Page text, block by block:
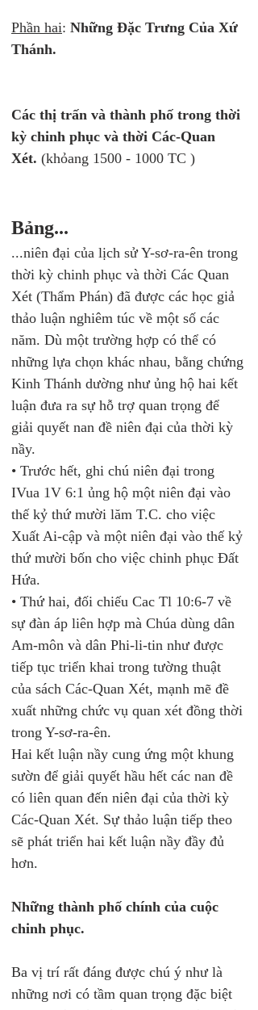
Phần hai: Những Đặc Trưng Của Xứ
Thánh.
Các thị trấn và thành phố trong thời
kỳ chinh phục và thời Các-Quan
Xét. (khỏang 1500 - 1000 TC )
Bảng...
...niên đại của lịch sử Y-sơ-ra-ên trong
thời kỳ chinh phục và thời Các Quan
Xét (Thẩm Phán) đã được các học giả
thảo luận nghiêm túc về một số các
năm. Dù một trường hợp có thể có
những lựa chọn khác nhau, bằng chứng
Kinh Thánh dường như ủng hộ hai kết
luận đưa ra sự hỗ trợ quan trọng để
giải quyết nan đề niên đại của thời kỳ
nầy.
• Trước hết, ghi chú niên đại trong
IVua 1V 6:1 ủng hộ một niên đại vào
thế kỷ thứ mười lăm T.C. cho việc
Xuất Ai-cập và một niên đại vào thế kỷ
thứ mười bốn cho việc chinh phục Đất
Hứa.
• Thứ hai, đối chiếu Cac Tl 10:6-7 về
sự đàn áp liên hợp mà Chúa dùng dân
Am-môn và dân Phi-li-tin như được
tiếp tục triển khai trong tường thuật
của sách Các-Quan Xét, mạnh mẽ đề
xuất những chức vụ quan xét đồng thời
trong Y-sơ-ra-ên.
Hai kết luận nầy cung ứng một khung
sườn để giải quyết hầu hết các nan đề
có liên quan đến niên đại của thời kỳ
Các-Quan Xét. Sự thảo luận tiếp theo
sẽ phát triển hai kết luận nầy đầy đủ
hơn.
Những thành phố chính của cuộc
chinh phục.
Ba vị trí rất đáng được chú ý như là
những nơi có tầm quan trọng đặc biệt